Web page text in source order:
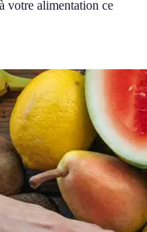
votre alimentation ce